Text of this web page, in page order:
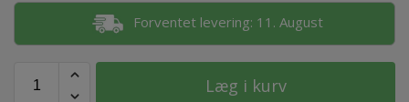
Forventet levering: 11. August
Læg i kurv